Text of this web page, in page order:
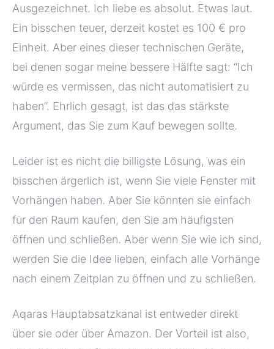
Ausgezeichnet. Ich liebe es absolut. Etwas laut.
Ein bisschen teuer, derzeit kostet es 100 € pro
Einheit. Aber eines dieser technischen Geräte,
bei denen sogar meine bessere Hälfte sagt: “Ich
würde es vermissen, das nicht automatisiert zu
haben”. Ehrlich gesagt, ist das das stärkste
Argument, das Sie zum Kauf bewegen sollte.
Leider ist es nicht die billigste Lösung, was ein
bisschen ärgerlich ist, wenn Sie viele Fenster mit
Vorhängen haben. Aber Sie könnten sie einfach
für den Raum kaufen, den Sie am häufigsten
öffnen und schließen. Aber wenn Sie wie ich sind,
werden Sie die Idee lieben, einfach alle Vorhänge
nach einem Zeitplan zu öffnen und zu schließen.
Aqaras Hauptabsatzkanal ist entweder direkt
über sie oder über Amazon. Der Vorteil ist also,